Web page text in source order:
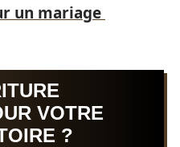
un mariage
VOTRE
?